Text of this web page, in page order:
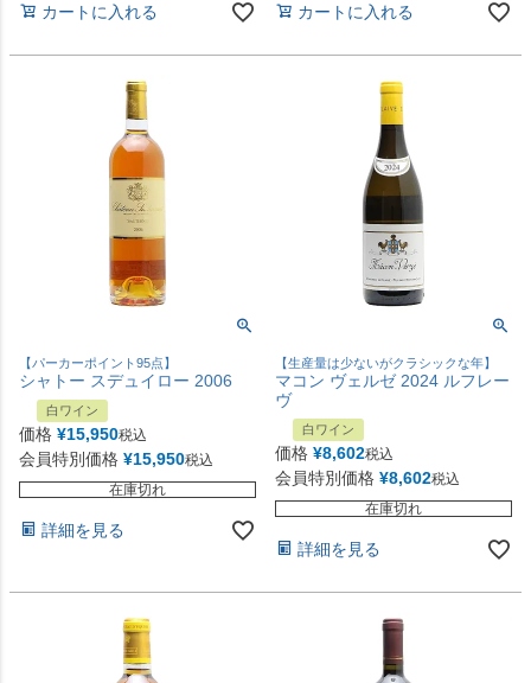
カートに入れる カートに入れる
【パーカーポイント95点】
シャトー スデュイロー 2006
白ワイン
価格 ¥15,950税込
会員特別価格 ¥15,950税込
在庫切れ
詳細を見る
【生産量は少ないがクラシックな年】
マコン ヴェルゼ 2024 ルフレー
ヴ
白ワイン
価格 ¥8,602税込
会員特別価格 ¥8,602税込
在庫切れ
詳細を見る